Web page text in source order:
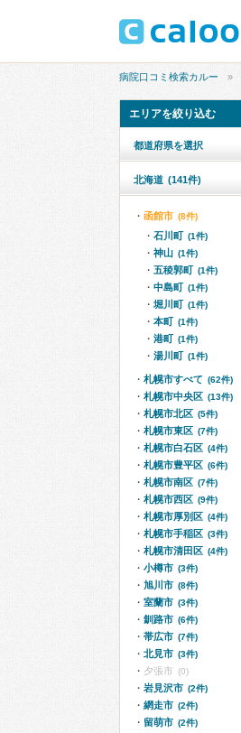
病院口コミ検索カルー
エリアを絞り込む
都道府県を選択
北海道 (141件)
函館市 (8件)
石川町 (1件)
神山 (1件)
五稜郭町 (1件)
中島町 (1件)
堀川町 (1件)
本町 (1件)
港町 (1件)
湯川町 (1件)
札幌市すべて (62件)
札幌市中央区 (13件)
札幌市北区 (5件)
札幌市東区 (7件)
札幌市白石区 (4件)
札幌市豊平区 (6件)
札幌市南区 (7件)
札幌市西区 (9件)
札幌市厚別区 (4件)
札幌市手稲区 (3件)
札幌市清田区 (4件)
小樽市 (3件)
旭川市 (8件)
室蘭市 (3件)
釧路市 (6件)
帯広市 (7件)
北見市 (3件)
夕張市 (0)
岩見沢市 (2件)
網走市 (2件)
留萌市 (2件)